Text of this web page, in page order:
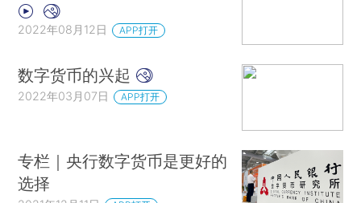
2022年08月12日 APP打开
数字货币的兴起
2022年03月07日 APP打开
专栏｜央行数字货币是更好的
选择